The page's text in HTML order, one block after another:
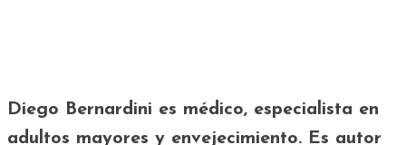
Diego Bernardini es médico, especialista en
adultos mayores y envejecimiento. Es autor